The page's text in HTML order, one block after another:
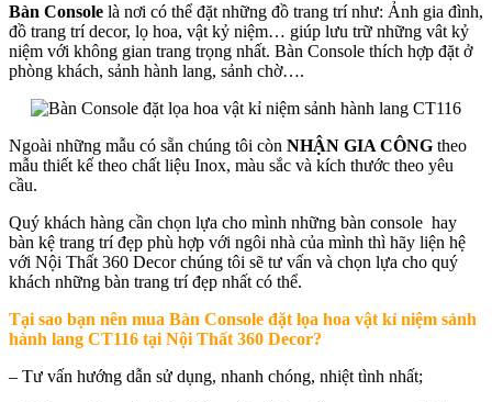
Bàn Console là nơi có thể đặt những đồ trang trí như: Ảnh gia đình,
đồ trang trí decor, lọ hoa, vật kỷ niệm… giúp lưu trữ những vât kỷ
niệm với không gian trang trọng nhất. Bàn Console thích hợp đặt ở
phòng khách, sảnh hành lang, sảnh chờ….
Ngoài những mẫu có sẵn chúng tôi còn NHẬN GIA CÔNG theo
mẫu thiết kế theo chất liệu Inox, màu sắc và kích thước theo yêu
cầu.
Quý khách hàng cần chọn lựa cho mình những bàn console hay
bàn kệ trang trí đẹp phù hợp với ngôi nhà của mình thì hãy liện hệ
với Nội Thất 360 Decor chúng tôi sẽ tư vấn và chọn lựa cho quý
khách những bàn trang trí đẹp nhất có thể.
Tại sao bạn nên mua Bàn Console đặt lọa hoa vật kỉ niệm sảnh
hành lang CT116 tại Nội Thất 360 Decor?
– Tư vấn hướng dẫn sử dụng, nhanh chóng, nhiệt tình nhất;